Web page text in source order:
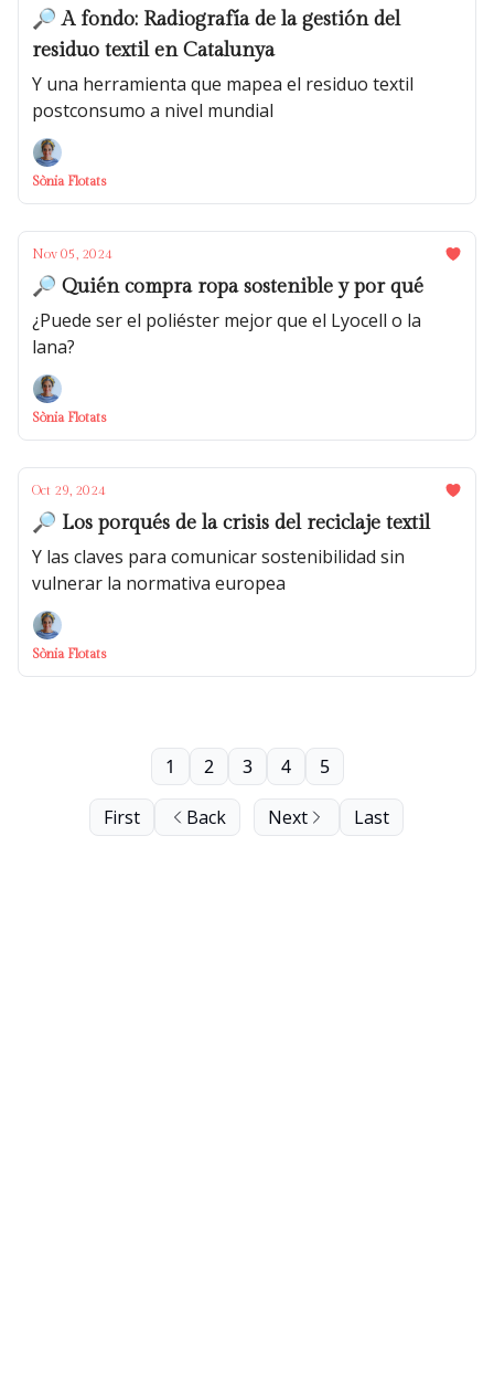
🔎 A fondo: Radiografía de la gestión del
residuo textil en Catalunya
Y una herramienta que mapea el residuo textil
postconsumo a nivel mundial
Sònia Flotats
Nov 05, 2024
🔎 Quién compra ropa sostenible y por qué
¿Puede ser el poliéster mejor que el Lyocell o la
lana?
Sònia Flotats
Oct 29, 2024
🔎 Los porqués de la crisis del reciclaje textil
Y las claves para comunicar sostenibilidad sin
vulnerar la normativa europea
Sònia Flotats
First Back
1 2 3 4 5
Next Last